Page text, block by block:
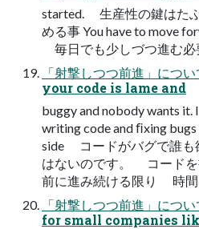
started. ⽣産性の鍵はた
める事 You have to move
毎⽇でも少しづつ進む必
「射撃しつつ前進」に
your code is lame and
buggy and nobody wants it.
writing code and ﬁxing
side コードがバグで誰も
はないのです。 コードを
前に進み続ける限り 時間
「射撃しつつ前進」に
for small companies